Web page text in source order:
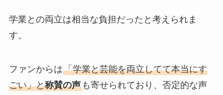
学業との両立は相当な負担だったと考えられま
す。
ファンからは「学業と芸能を両立してて本当にす
ごい」と称賛の声も寄せられており、否定的な声